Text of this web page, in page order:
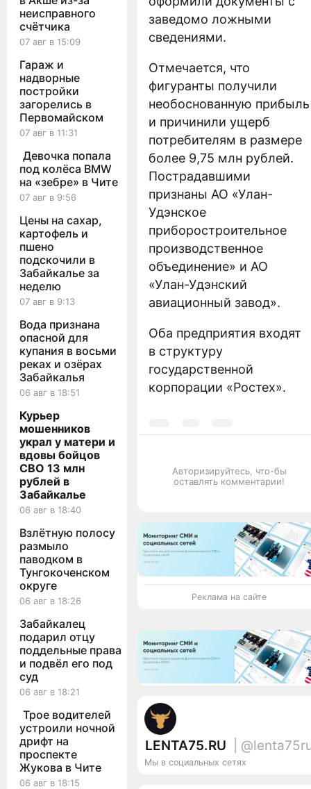
неисправного
счётчика
07 авг в 15:09
Гараж и
надворные
постройки
загорелись в
Первомайском
07 авг в 11:31
Девочка попала
под колёса BMW
на «зебре» в Чите
07 авг в 9:56
Цены на сахар,
картофель и
пшено
подскочили в
Забайкалье за
неделю
07 авг в 9:13
Вода признана
опасной для
купания в восьми
реках и озёрах
Забайкалья
06 авг в 18:51
Курьер
мошенников
украл у матери и
вдовы бойцов
СВО 13 млн
рублей в
Забайкалье
06 авг в 18:40
Взлётную полосу
размыло
паводком в
Тунгокоченском
округе
06 авг в 18:26
Забайкалец
подарил отцу
поддельные права
и подвёл его под
суд
06 авг в 18:21
Трое водителей
устроили ночной
дрифт на
проспекте
Жукова в Чите
06 авг в 18:15
заведомо ложными
сведениями.
Отмечается, что
фигуранты получили
необоснованную прибыль
и причинили ущерб
потребителям в размере
более 9,75 млн рублей.
Пострадавшими
признаны АО «Улан-
Удэнское
приборостроительное
производственное
объединение» и АО
«Улан-Удэнский
авиационный завод».
Оба предприятия входят
в структуру
государственной
корпорации «Ростех».
Авторизируйтесь, что-бы
оставлять комментарии!
Реклама на сайте
LENTA75.RU |
Мы в социальных сетях